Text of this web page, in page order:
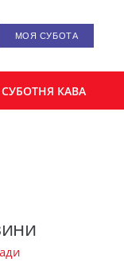
МОЯ СУБОТА
СУБОТНЯ КАВА